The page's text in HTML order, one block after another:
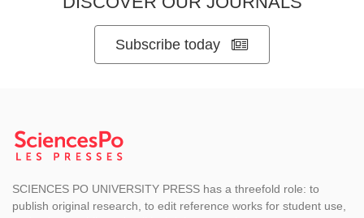
Subscribe today
SCIENCES PO UNIVERSITY PRESS has a threefold role: to
publish original research, to edit reference works for student use,